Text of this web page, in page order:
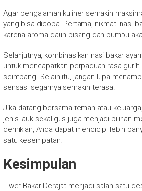
Agar pengalaman kuliner semakin
yang bisa dicoba. Pertama, nikmati nasi
karena aroma daun pisang dan bumbu
Selanjutnya, kombinasikan nasi bakar
untuk mendapatkan perpaduan rasa
seimbang. Selain itu, jangan lupa
sensasi segarnya semakin terasa.
Jika datang bersama teman atau
jenis lauk sekaligus juga menjadi pilihan
demikian, Anda dapat mencicipi lebih
satu kesempatan.
Kesimpulan
Liwet Bakar Derajat menjadi salah satu